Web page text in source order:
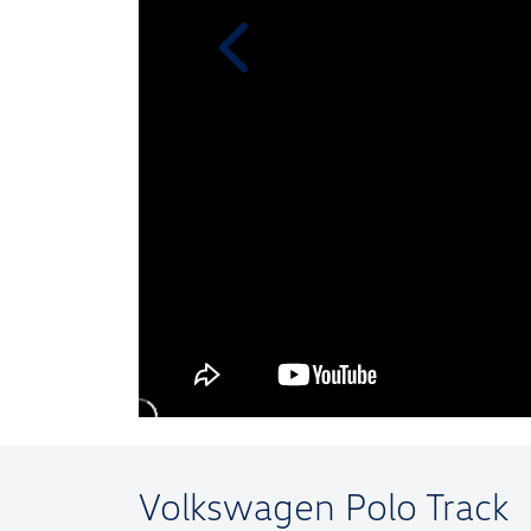
templates.template-
Volkswagen Polo Track